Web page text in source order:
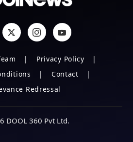
Privacy Policy
Contact
Redressal
DOOL 360 Pvt Ltd.